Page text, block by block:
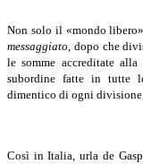
Non solo il «mondo
messaggiato, dopo che
le somme accreditate
subordine fatte in tutte
dimentico di ogni
Così in Italia, urla de